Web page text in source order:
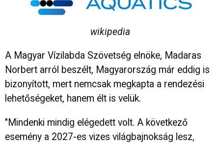
wikipedia
A Magyar Vízilabda Szövetség elnöke, Madaras
Norbert arról beszélt, Magyarország már eddig is
bizonyított, mert nemcsak megkapta a rendezési
lehetőségeket, hanem élt is velük.
"Mindenki mindig elégedett volt. A következő
esemény a 2027-es vizes világbajnokság lesz,